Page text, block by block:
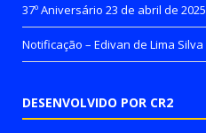
37º Aniversário 23 de abril de 2025
Notificação – Edivan de Lima Silva
DESENVOLVIDO POR CR2